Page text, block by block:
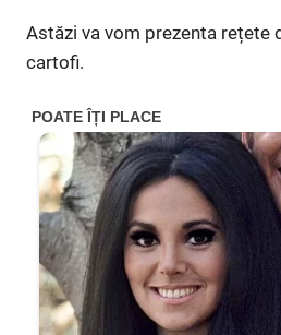
Astăzi va vom prezenta rețete
cartofi.